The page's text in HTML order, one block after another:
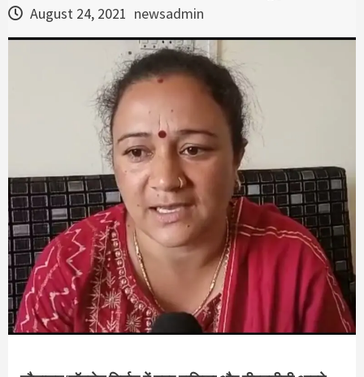
August 24, 2021 newsadmin